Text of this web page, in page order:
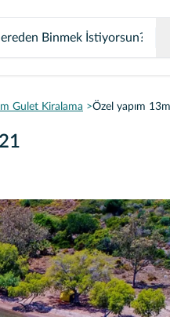
Gulet Kiralama Özel yapım